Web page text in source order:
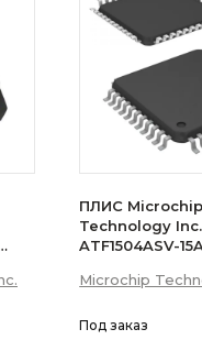
ПЛИС Microchip
Technology Inc.
ATF1504ASV-
элементов 64
3.3В 44-Pin
Microchip
Под заказ